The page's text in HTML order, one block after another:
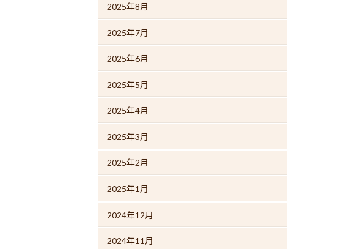
2025年8月
2025年7月
2025年6月
2025年5月
2025年4月
2025年3月
2025年2月
2025年1月
2024年12月
2024年11月